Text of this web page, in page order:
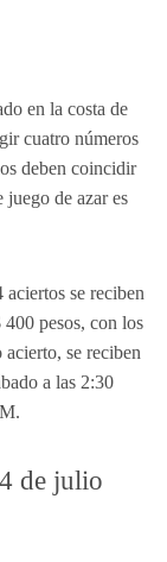
en la costa de
cuatro números
deben coincidir
juego de azar es
se reciben
pesos, con los
se reciben
a las 2:30
de julio